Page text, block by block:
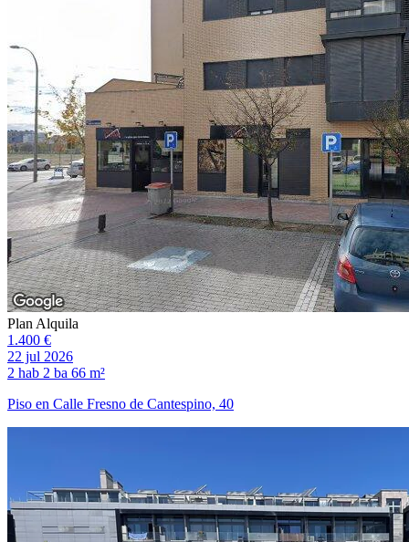
Plan Alquila
1.400 €
22 jul 2026
2 hab 2 ba 66 m²
Piso en Calle Fresno de Cantespino, 40